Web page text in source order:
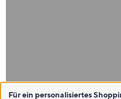
Für ein personalisiertes